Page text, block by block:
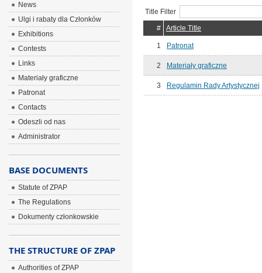
Title Filter
#
Article Title
1 Patronat
2 Materiały graficzne
3 Regulamin Rady Artystycznej
News
Ulgi i rabaty dla Członków
Exhibitions
Contests
Links
Materiały graficzne
Patronat
Contacts
Odeszli od nas
Administrator
BASE DOCUMENTS
Statute of ZPAP
The Regulations
Dokumenty członkowskie
THE STRUCTURE OF ZPAP
Authorities of ZPAP